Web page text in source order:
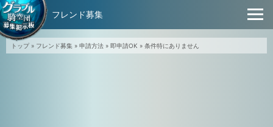
トップ» フレンド募集 » 申請方法 » 即申請OK » 条件特にありません
フレンド募集